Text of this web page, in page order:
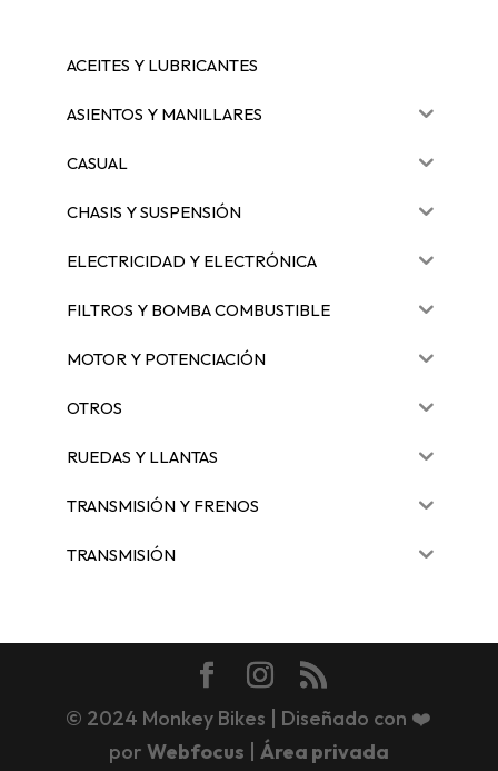
ACEITES Y LUBRICANTES
ASIENTOS Y MANILLARES
CASUAL
CHASIS Y SUSPENSIÓN
ELECTRICIDAD Y ELECTRÓNICA
FILTROS Y BOMBA COMBUSTIBLE
MOTOR Y POTENCIACIÓN
OTROS
RUEDAS Y LLANTAS
TRANSMISIÓN Y FRENOS
TRANSMISIÓN
© 2024 Monkey Bikes | Diseñado con ❤️
por Webfocus Área privada